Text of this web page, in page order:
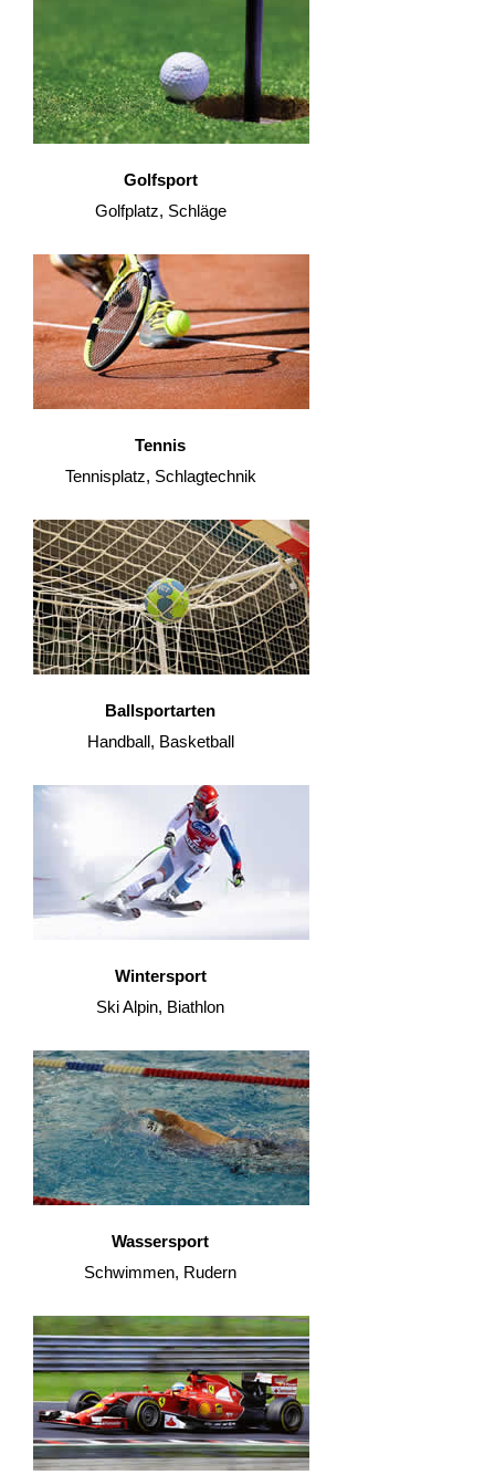
Golfsport
Golfplatz, Schläge
Tennis
Tennisplatz, Schlagtechnik
Ballsportarten
Handball, Basketball
Wintersport
Ski Alpin, Biathlon
Wassersport
Schwimmen, Rudern